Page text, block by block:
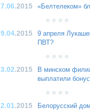
7.06.2015 «Белтелеком»
9.04.2015
9 апреля
ПВТ?
3.02.2015
В минском
выплатили
2.01.2015
Белорусский